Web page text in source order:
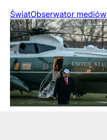
ŚwiatObserwator mediów